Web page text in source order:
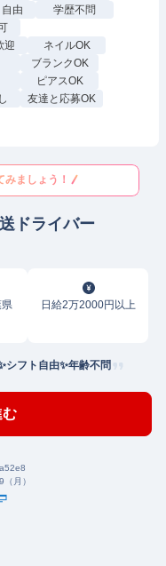
由
学歴不問
迎
ネイルOK
ブランクOK
ピアスOK
友達と応募OK
ましょう！
ドライバー
日給2万2000円以上
シフト自由✨年齢不問
む
月）